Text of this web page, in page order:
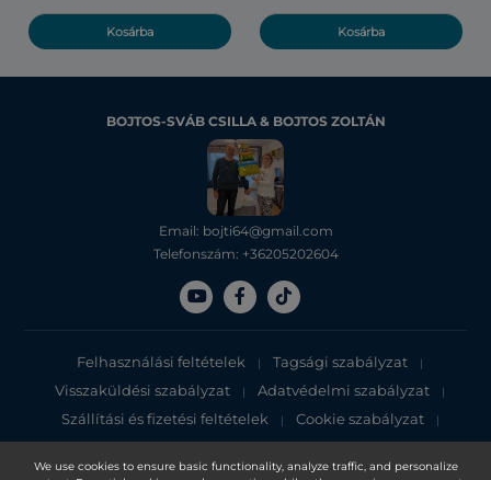
We use cookies to ensure basic functionality, analyze traffic, and personalize
Kosárba Kosárba
BOJTOS-SVÁB CSILLA & BOJTOS ZOLTÁN
Email: bojti64@gmail.com
Telefonszám: +36205202604
Felhasználási feltételek | Tagsági szabályzat |
Visszaküldési szabályzat | Adatvédelmi szabályzat |
Szállítási és fizetési feltételek | Cookie szabályzat |
Adatvédelmi tájékoztató